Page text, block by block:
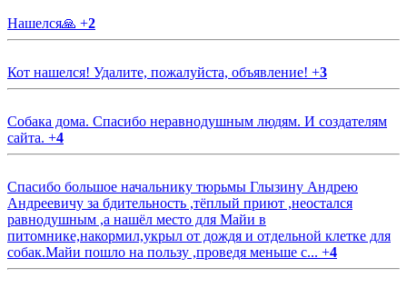
Нашелся🙏 +2
Кот нашелся! Удалите, пожалуйста, объявление! +3
Собака дома. Спасибо неравнодушным людям. И создателям
сайта. +4
Спасибо большое начальнику тюрьмы Глызину Андрею
Андреевичу за бдительность ,тёплый приют ,неостался
равнодушным ,а нашёл место для Майи в
питомнике,накормил,укрыл от дождя и отдельной клетке для
собак.Майи пошло на пользу ,проведя меньше с... +4